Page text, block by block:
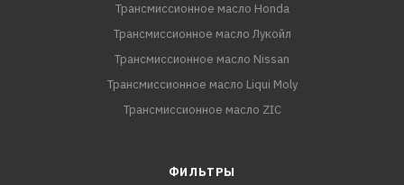
Трансмиссионное масло Honda
Трансмиссионное масло Лукойл
Трансмиссионное масло Nissan
Трансмиссионное масло Liqui Moly
Трансмиссионное масло ZIC
ФИЛЬТРЫ